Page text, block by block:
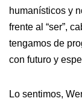
humanísticos y
frente al “ser”,
tengamos de
con futuro y
Lo sentimos,